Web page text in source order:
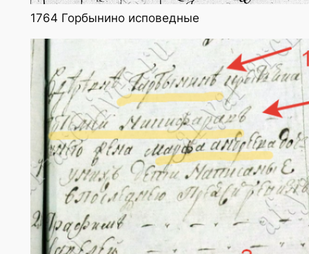
1764 Горбынино исповедные